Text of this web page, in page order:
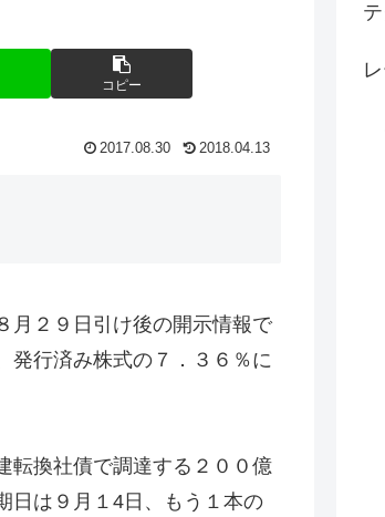
コピー
2017.08.30 2018.04.13
月２９日引け後の開示情報で
発行済み株式の７．３６％に
転換社債で調達する２００億
日は９月１4日、もう１本の